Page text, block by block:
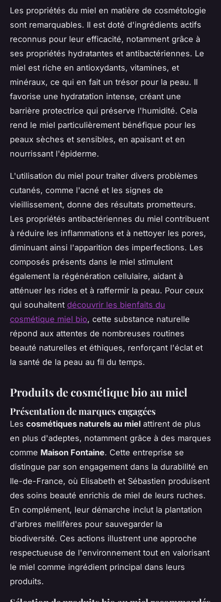
Les propriétés du miel en matière de cosmétologie
sont remarquables. Il est doté d'ingrédients actifs
reconnus pour leur efficacité, notamment grâce à
ses propriétés hydratantes et antibactériennes. Le
miel est riche en antioxydants, vitamines, et
minéraux, ce qui en fait un trésor pour la peau. Il
favorise une hydratation intense, créant une
barrière protectrice qui préserve l'humidité. Cela
rend le miel particulièrement bénéfique pour les
peaux sèches et sensibles, en apaisant et en
nourrissant l'épiderme.
L'utilisation du miel pour traiter divers problèmes
cutanés, comme l'acné et les signes de
vieillissement, donne des résultats prometteurs.
Les propriétés antibactériennes du miel contribuent
à réduire les inflammations et à nettoyer les pores,
diminuant ainsi l'apparition des imperfections. Les
composés présents dans le miel stimulent
également la régénération cellulaire, aidant à
atténuer les rides et à raffermir la peau. Pour ceux
qui souhaitent découvrir les bienfaits du
cosmétique miel bio, cette substance naturelle
répond aux attentes de nombreuses routines
beauté naturelles et éthiques, renforçant l'éclat et
la santé de la peau au fil du temps.
Produits de cosmétique bio au miel
Présentation de marques engagées
Les cosmétiques naturels au miel attirent de plus
en plus d'adeptes, notamment grâce à des marques
comme Maison Fontaine. Cette entreprise se
distingue par son engagement dans la durabilité en
Ile-de-France, où Elisabeth et Sébastien produisent
des soins beauté enrichis de miel de leurs ruches.
En complément, leur démarche inclut la plantation
d'arbres mellifères pour sauvegarder la
biodiversité. Ces actions illustrent une approche
respectueuse de l'environnement tout en valorisant
le miel comme ingrédient principal dans leurs
produits.